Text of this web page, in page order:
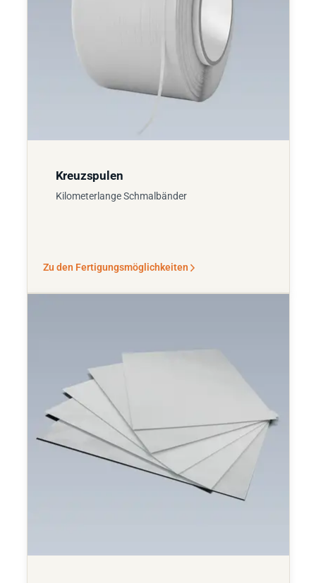
Kreuzspulen
Kilometerlange Schmalbänder
Zu den Fertigungsmöglichkeiten